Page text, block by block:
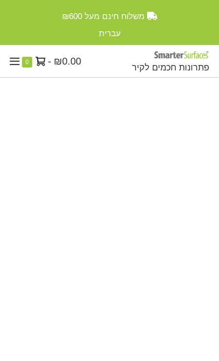
משלוח חינם מעל₪600
עברית
פתרונות חכמים לקיר
סל
קניות
₪0.00
-
0
Items
Cart